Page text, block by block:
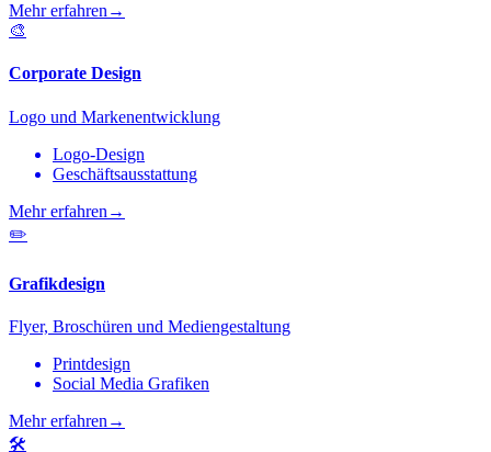
Mehr erfahren →
🎨
Corporate Design
Logo und Markenentwicklung
Logo-Design
Geschäftsausstattung
Mehr erfahren →
✏️
Grafikdesign
Flyer, Broschüren und Mediengestaltung
Printdesign
Social Media Grafiken
Mehr erfahren →
🛠️